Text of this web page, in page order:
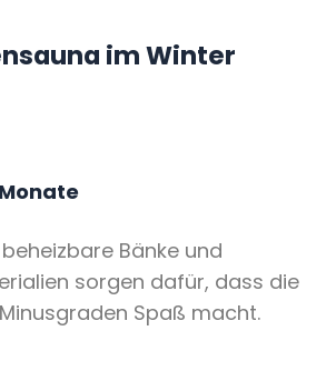
im Winter
Bänke und
sorgen dafür, dass die
Spaß macht.